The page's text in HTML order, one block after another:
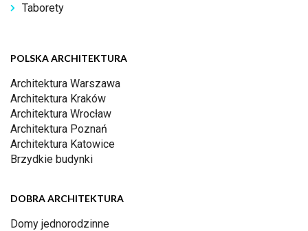
Taborety
POLSKA ARCHITEKTURA
Architektura Warszawa
Architektura Kraków
Architektura Wrocław
Architektura Poznań
Architektura Katowice
Brzydkie budynki
DOBRA ARCHITEKTURA
Domy jednorodzinne